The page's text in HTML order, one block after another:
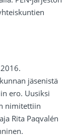
jäsenistä
ero. Uusiksi
nimitettiin
Rita Paqvalén